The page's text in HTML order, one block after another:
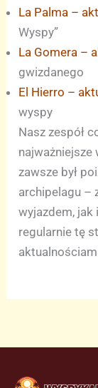
La Palma –
Wyspy”
La Gomera –
gwizdanego
El Hierro –
wyspy
Nasz zespół
najważniejsze
zawsze był
archipelagu –
wyjazdem, jak
regularnie tę